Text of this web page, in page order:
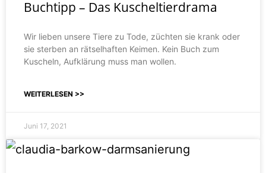
Buchtipp – Das Kuscheltierdrama
Wir lieben unsere Tiere zu Tode, züchten sie krank oder
sie sterben an rätselhaften Keimen. Kein Buch zum
Kuscheln, Aufklärung muss man wollen.
WEITERLESEN >>
Juni 17, 2021